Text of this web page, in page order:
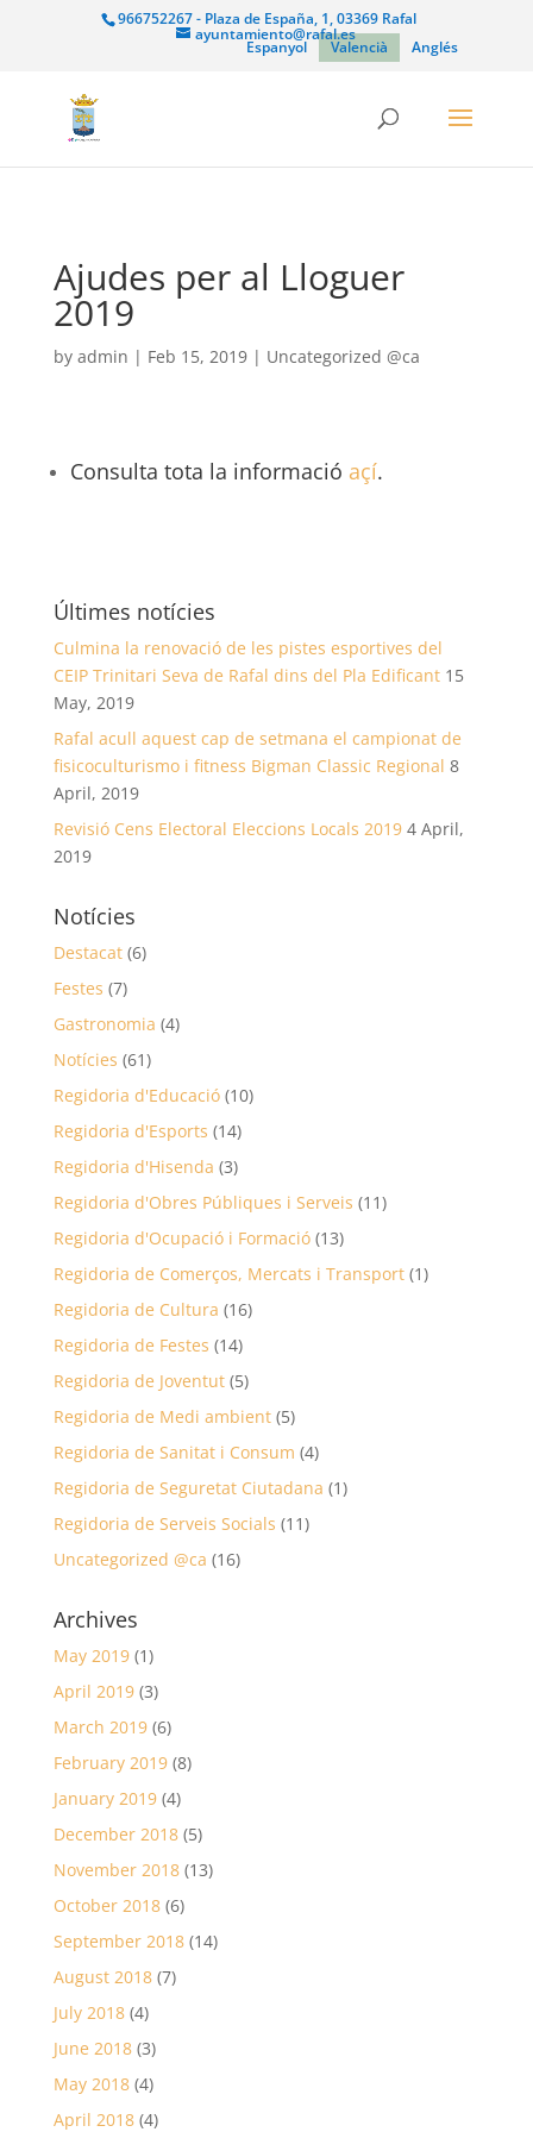
966752267 - Plaza de España, 1, 03369 Rafal
ayuntamiento@rafal.es
Espanyol Valencià Anglés
Ajudes per al Lloguer
2019
by admin | Feb 15, 2019| Uncategorized @ca
Consulta tota la informació açí.
Últimes notícies
Culmina la renovació de les pistes esportives del
CEIP Trinitari Seva de Rafal dins del Pla Edificant 15
May, 2019
Rafal acull aquest cap de setmana el campionat de
fisicoculturismo i fitness Bigman Classic Regional 8
April, 2019
Revisió Cens Electoral Eleccions Locals 2019 4 April,
2019
Notícies
Destacat(6)
Festes (7)
Gastronomia (4)
Notícies (61)
Regidoria d'Educació(10)
Regidoria d'Esports (14)
Regidoria d'Hisenda (3)
Regidoria d'Obres Públiques i Serveis (11)
Regidoria d'Ocupació i Formació(13)
Regidoria de Comerços, Mercats i Transport(1)
Regidoria de Cultura (16)
Regidoria de Festes (14)
Regidoria de Joventut(5)
Regidoria de Medi ambient(5)
Regidoria de Sanitat i Consum (4)
Regidoria de Seguretat Ciutadana (1)
Regidoria de Serveis Socials (11)
Uncategorized @ca (16)
Archives
May 2019(1)
April 2019(3)
March 2019(6)
February 2019(8)
January 2019(4)
December 2018(5)
November 2018(13)
October 2018(6)
September 2018(14)
August 2018(7)
July 2018(4)
June 2018(3)
May 2018(4)
April 2018(4)